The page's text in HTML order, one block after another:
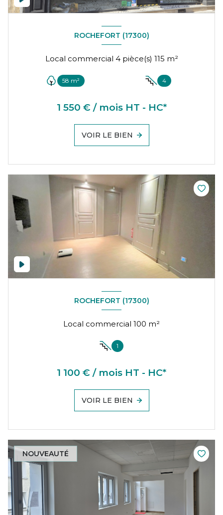
ROCHEFORT (17300)
Local commercial 4 pièce(s) 115 m²
58 m² 4
1 550 € / mois HT - HC*
VOIR LE BIEN
ROCHEFORT (17300)
Local commercial 100 m²
1
1 100 € / mois HT - HC*
VOIR LE BIEN
NOUVEAUTÉ